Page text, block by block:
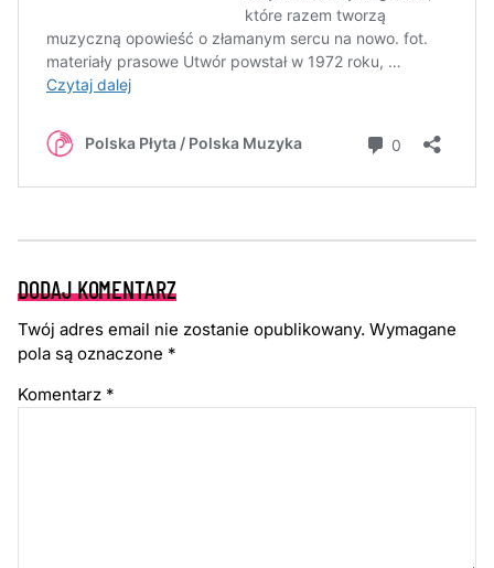
DODAJ KOMENTARZ
Twój adres email nie zostanie opublikowany. Wymagane
pola są oznaczone *
Komentarz *